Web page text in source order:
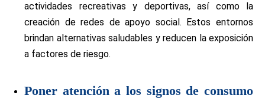
actividades recreativas y deportivas, así como la
creación de redes de apoyo social. Estos entornos
brindan alternativas saludables y reducen la exposición
a factores de riesgo.
Poner atención a los signos de consumo